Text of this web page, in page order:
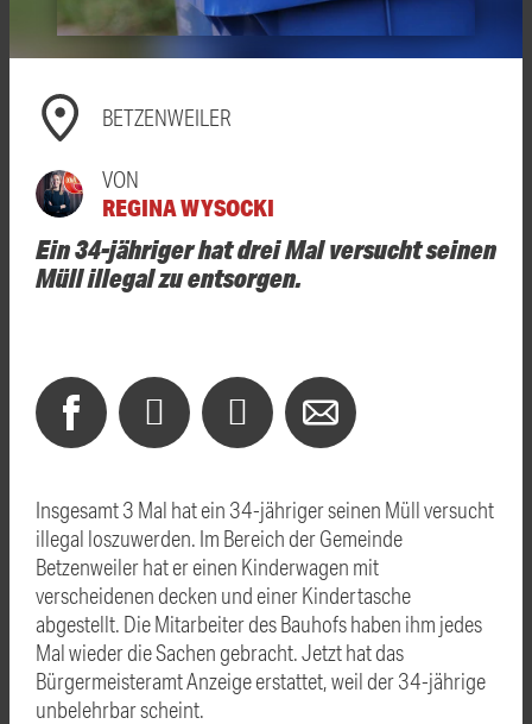
BETZENWEILER
VON
REGINA WYSOCKI
Ein 34-jähriger hat drei Mal versucht seinen
Müll illegal zu entsorgen.
Insgesamt 3 Mal hat ein 34-jähriger seinen Müll versucht
illegal loszuwerden. Im Bereich der Gemeinde
Betzenweiler hat er einen Kinderwagen mit
verscheidenen decken und einer Kindertasche
abgestellt. Die Mitarbeiter des Bauhofs haben ihm jedes
Mal wieder die Sachen gebracht. Jetzt hat das
Bürgermeisteramt Anzeige erstattet, weil der 34-jährige
unbelehrbar scheint.